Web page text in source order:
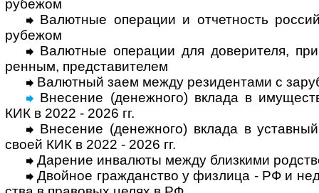
рубежом
Валютные операции и отчетность
рубежом
Валютные операции для доверителя,
рен­ным, пред­ста­ви­телем
Валютный заем между резидентами с
Внесение (денежного) вклада в
КИК в 2022 - 2026 гг.
Внесение (денежного) вклада в
своей КИК в 2022 - 2026 гг.
Дарение инвалюты между близкими
Двойное гражданство у физлица - РФ и